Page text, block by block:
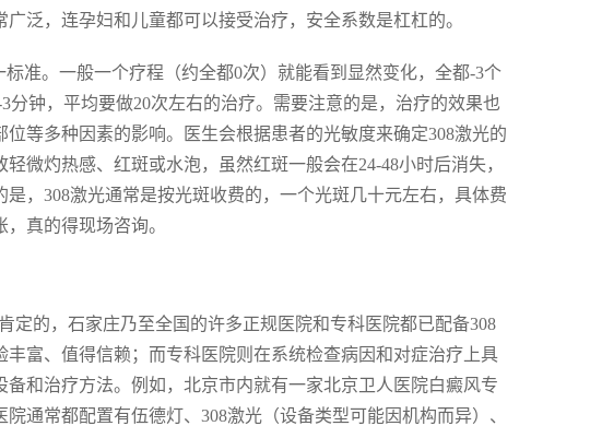
泛，连孕妇和儿童都可以接受治疗，安全系数是杠杠的。
准。一般一个疗程（约全都0次）就能看到显然变化，全都-3个
钟，平均要做20次左右的治疗。需要注意的是，治疗的效果也
等多种因素的影响。医生会根据患者的光敏度来确定308激光的
微灼热感、红斑或水泡，虽然红斑一般会在24-48小时后消失，
，308激光通常是按光斑收费的，一个光斑几十元左右，具体费
真的得现场咨询。
定的，石家庄乃至全国的许多正规医院和专科医院都已配备308
富、值得信赖；而专科医院则在系统检查病因和对症治疗上具
和治疗方法。例如，北京市内就有一家北京卫人医院白癜风专
通常都配置有伍德灯、308激光（设备类型可能因机构而异）、